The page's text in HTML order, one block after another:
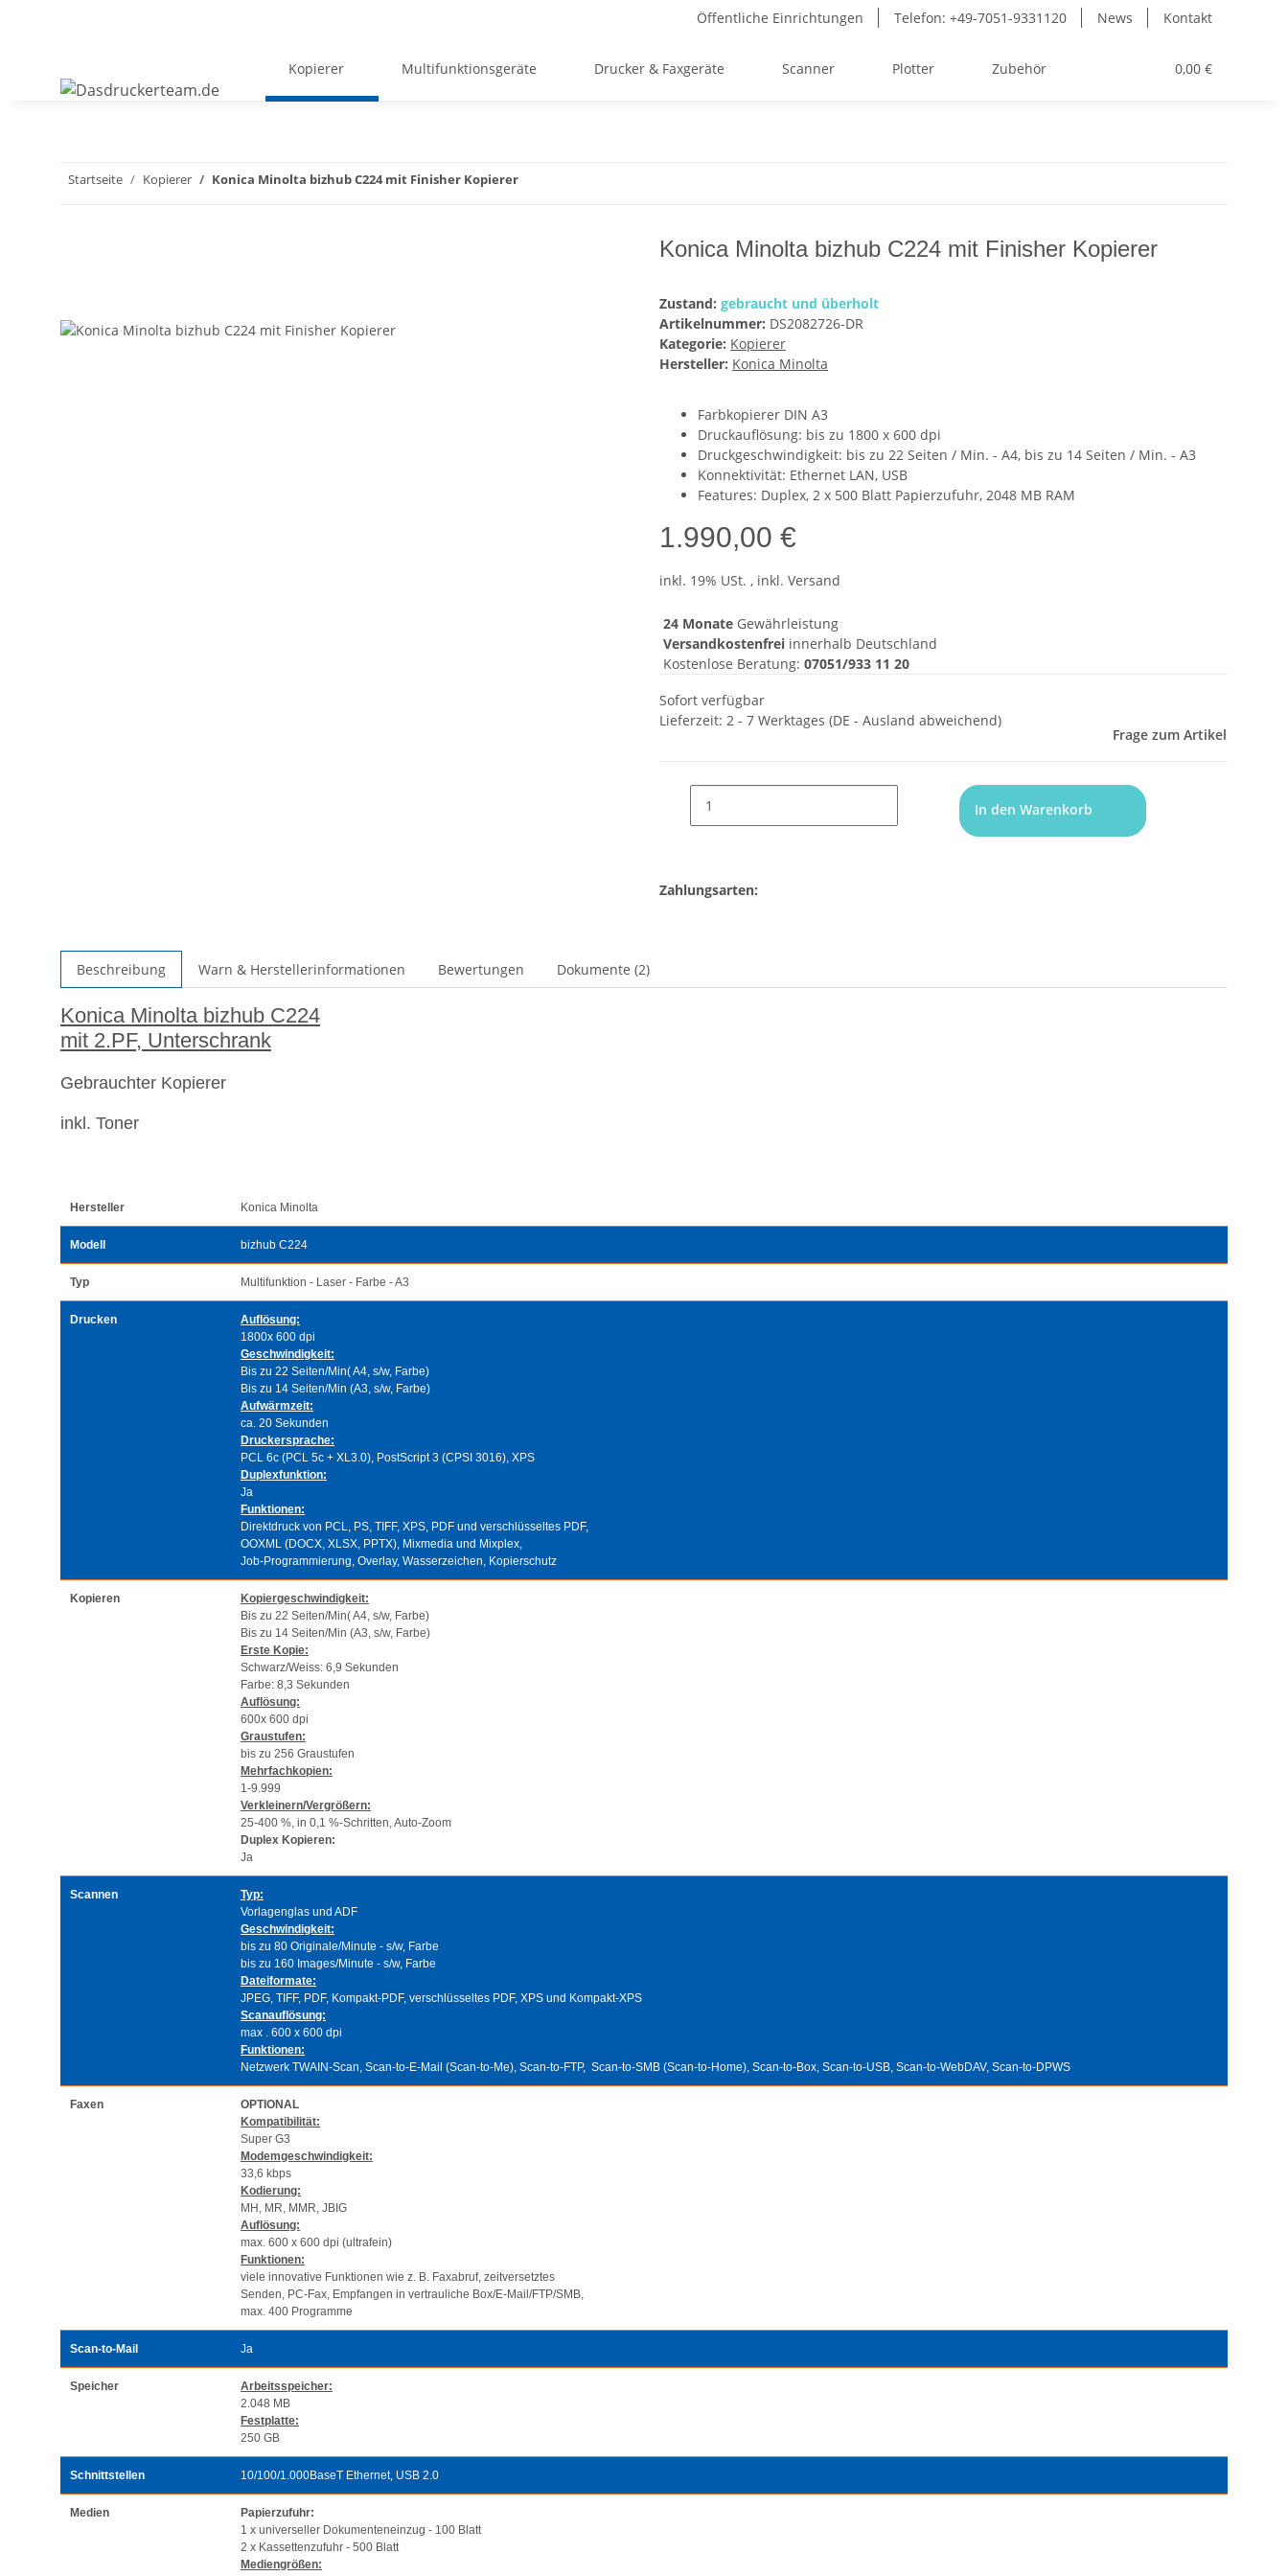
Öffentliche Einrichtungen Telefon: +49-7051-9331120 News Kontakt
0,00 €
Kopierer Multifunktionsgeräte Drucker & Faxgeräte Scanner Plotter Zubehör
Startseite Kopierer Konica Minolta bizhub C224 mit Finisher Kopierer
Konica Minolta bizhub C224 mit Finisher Kopierer
Zustand: gebraucht und überholt
Artikelnummer: DS2082726-DR
Kategorie: Kopierer
Hersteller: Konica Minolta
Farbkopierer DIN A3
Druckauflösung: bis zu 1800 x 600 dpi
Druckgeschwindigkeit: bis zu 22 Seiten / Min. - A4, bis zu 14 Seiten / Min. - A3
Konnektivität: Ethernet LAN, USB
Features: Duplex, 2 x 500 Blatt Papierzufuhr, 2048 MB RAM
1.990,00 €
inkl. 19% USt. , inkl. Versand
24 Monate Gewährleistung
Versandkostenfrei innerhalb Deutschland
Kostenlose Beratung: 07051/933 11 20
Sofort verfügbar
Lieferzeit: 2 - 7 Werktages (DE - Ausland abweichend)
Frage zum Artikel
In den Warenkorb
Zahlungsarten:
Beschreibung Warn & Herstellerinformationen Bewertungen Dokumente (2)
Konica Minolta bizhub C224
mit 2.PF, Unterschrank
Gebrauchter Kopierer
inkl. Toner
Hersteller Konica Minolta
Modell bizhub C224
Typ Multifunktion - Laser - Farbe - A3
Drucken
Auflösung:
1800x 600 dpi
Geschwindigkeit:
Bis zu 22 Seiten/Min( A4, s/w, Farbe)
Bis zu 14 Seiten/Min (A3, s/w, Farbe)
Aufwärmzeit:
ca. 20 Sekunden
Druckersprache:
PCL 6c (PCL 5c + XL3.0), PostScript 3 (CPSI 3016), XPS
Duplexfunktion:
Ja
Funktionen:
Direktdruck von PCL, PS, TIFF, XPS, PDF und verschlüsseltes PDF,
OOXML (DOCX, XLSX, PPTX), Mixmedia und Mixplex,
Job-Programmierung, Overlay, Wasserzeichen, Kopierschutz
Kopieren
Kopiergeschwindigkeit:
Bis zu 22 Seiten/Min( A4, s/w, Farbe)
Bis zu 14 Seiten/Min (A3, s/w, Farbe)
Erste Kopie:
Schwarz/Weiss: 6,9 Sekunden
Farbe: 8,3 Sekunden
Auflösung:
600x 600 dpi
Graustufen:
bis zu 256 Graustufen
Mehrfachkopien:
1-9.999
Verkleinern/Vergrößern:
25-400 %, in 0,1 %-Schritten, Auto-Zoom
Duplex Kopieren:
Ja
Scannen
Typ:
Vorlagenglas und ADF
Geschwindigkeit:
bis zu 80 Originale/Minute - s/w, Farbe
bis zu 160 Images/Minute - s/w, Farbe
Dateiformate:
JPEG, TIFF, PDF, Kompakt-PDF, verschlüsseltes PDF, XPS und Kompakt-XPS
Scanauflösung:
max . 600 x 600 dpi
Funktionen:
Netzwerk TWAIN-Scan, Scan-to-E-Mail (Scan-to-Me), Scan-to-FTP, Scan-to-SMB (Scan-to-Home), Scan-to-Box, Scan-to-USB, Scan-to-WebDAV, Scan-to-DPWS
Faxen
OPTIONAL
Kompatibilität:
Super G3
Modemgeschwindigkeit:
33,6 kbps
Kodierung:
MH, MR, MMR, JBIG
Auflösung:
max. 600 x 600 dpi (ultrafein)
Funktionen:
viele innovative Funktionen wie z. B. Faxabruf, zeitversetztes
Senden, PC-Fax, Empfangen in vertrauliche Box/E-Mail/FTP/SMB,
max. 400 Programme
Scan-to-Mail Ja
Speicher
Arbeitsspeicher:
2.048 MB
Festplatte:
250 GB
Schnittstellen 10/100/1.000BaseT Ethernet, USB 2.0
Medien
Papierzufuhr:
1 x universeller Dokumenteneinzug - 100 Blatt
2 x Kassettenzufuhr - 500 Blatt
Mediengrößen: